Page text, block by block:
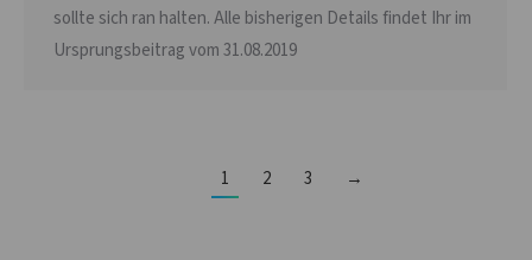
sollte sich ran halten. Alle bisherigen Details findet Ihr im
Ursprungsbeitrag vom 31.08.2019
1 2 3 →